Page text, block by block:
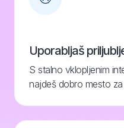
Uporabljaš
S stalno vklopljenim
najdeš dobro mesto